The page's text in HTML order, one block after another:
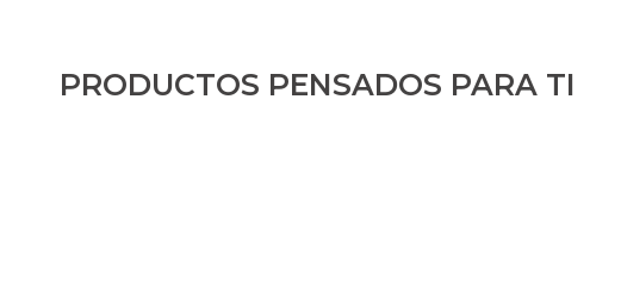
PRODUCTOS PENSADOS PARA TI